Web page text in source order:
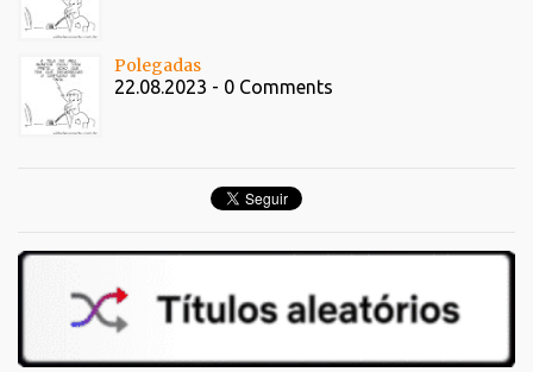
Polegadas
22.08.2023 - 0 Comments